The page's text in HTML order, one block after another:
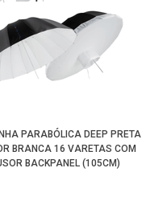
PARABÓLICA DEEP PRETA
BRANCA 16 VARETAS COM
BACKPANEL (105CM)